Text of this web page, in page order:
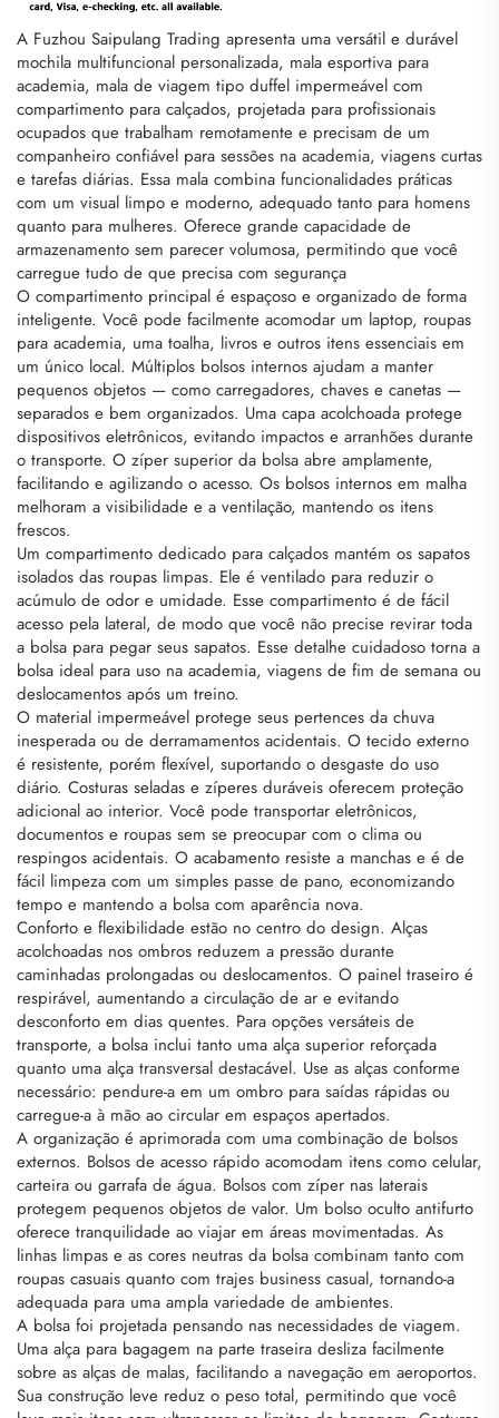
A Fuzhou Saipulang Trading apresenta uma versátil e durável
mochila multifuncional personalizada, mala esportiva para
academia, mala de viagem tipo duffel impermeável com
compartimento para calçados, projetada para profissionais
ocupados que trabalham remotamente e precisam de um
companheiro confiável para sessões na academia, viagens curtas
e tarefas diárias. Essa mala combina funcionalidades práticas
com um visual limpo e moderno, adequado tanto para homens
quanto para mulheres. Oferece grande capacidade de
armazenamento sem parecer volumosa, permitindo que você
carregue tudo de que precisa com segurança
O compartimento principal é espaçoso e organizado de forma
inteligente. Você pode facilmente acomodar um laptop, roupas
para academia, uma toalha, livros e outros itens essenciais em
um único local. Múltiplos bolsos internos ajudam a manter
pequenos objetos — como carregadores, chaves e canetas —
separados e bem organizados. Uma capa acolchoada protege
dispositivos eletrônicos, evitando impactos e arranhões durante
o transporte. O zíper superior da bolsa abre amplamente,
facilitando e agilizando o acesso. Os bolsos internos em malha
melhoram a visibilidade e a ventilação, mantendo os itens
frescos.
Um compartimento dedicado para calçados mantém os sapatos
isolados das roupas limpas. Ele é ventilado para reduzir o
acúmulo de odor e umidade. Esse compartimento é de fácil
acesso pela lateral, de modo que você não precise revirar toda
a bolsa para pegar seus sapatos. Esse detalhe cuidadoso torna a
bolsa ideal para uso na academia, viagens de fim de semana ou
deslocamentos após um treino.
O material impermeável protege seus pertences da chuva
inesperada ou de derramamentos acidentais. O tecido externo
é resistente, porém flexível, suportando o desgaste do uso
diário. Costuras seladas e zíperes duráveis oferecem proteção
adicional ao interior. Você pode transportar eletrônicos,
documentos e roupas sem se preocupar com o clima ou
respingos acidentais. O acabamento resiste a manchas e é de
fácil limpeza com um simples passe de pano, economizando
tempo e mantendo a bolsa com aparência nova.
Conforto e flexibilidade estão no centro do design. Alças
acolchoadas nos ombros reduzem a pressão durante
caminhadas prolongadas ou deslocamentos. O painel traseiro é
respirável, aumentando a circulação de ar e evitando
desconforto em dias quentes. Para opções versáteis de
transporte, a bolsa inclui tanto uma alça superior reforçada
quanto uma alça transversal destacável. Use as alças conforme
necessário: pendure-a em um ombro para saídas rápidas ou
carregue-a à mão ao circular em espaços apertados.
A organização é aprimorada com uma combinação de bolsos
externos. Bolsos de acesso rápido acomodam itens como celular,
carteira ou garrafa de água. Bolsos com zíper nas laterais
protegem pequenos objetos de valor. Um bolso oculto antifurto
oferece tranquilidade ao viajar em áreas movimentadas. As
linhas limpas e as cores neutras da bolsa combinam tanto com
roupas casuais quanto com trajes business casual, tornando-a
adequada para uma ampla variedade de ambientes.
A bolsa foi projetada pensando nas necessidades de viagem.
Uma alça para bagagem na parte traseira desliza facilmente
sobre as alças de malas, facilitando a navegação em aeroportos.
Sua construção leve reduz o peso total, permitindo que você